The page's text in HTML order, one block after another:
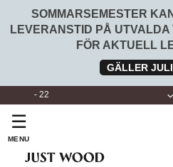
SOMMARSEMESTER
LEVERANSTID PÅ
FÖR AKTUELL
GÄLLER
3
☰
MENU
SNICKARE